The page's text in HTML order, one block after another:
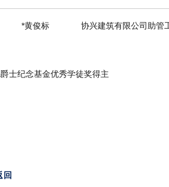
*黄俊标 协兴建筑有限公司助管
士纪念基金优秀学徒奖得主
回